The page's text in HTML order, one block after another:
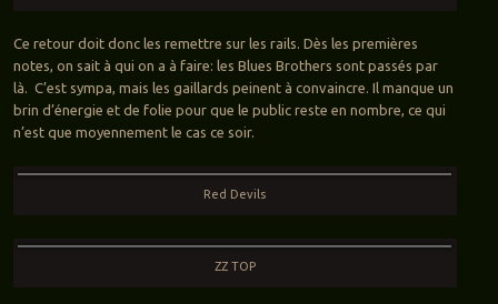
Ce retour doit donc les remettre sur les rails. Dès les premières
notes, on sait à qui on a à faire: les Blues Brothers sont passés par
là. C’est sympa, mais les gaillards peinent à convaincre. Il manque un
brin d’énergie et de folie pour que le public reste en nombre, ce qui
n’est que moyennement le cas ce soir.
Red Devils
ZZ TOP